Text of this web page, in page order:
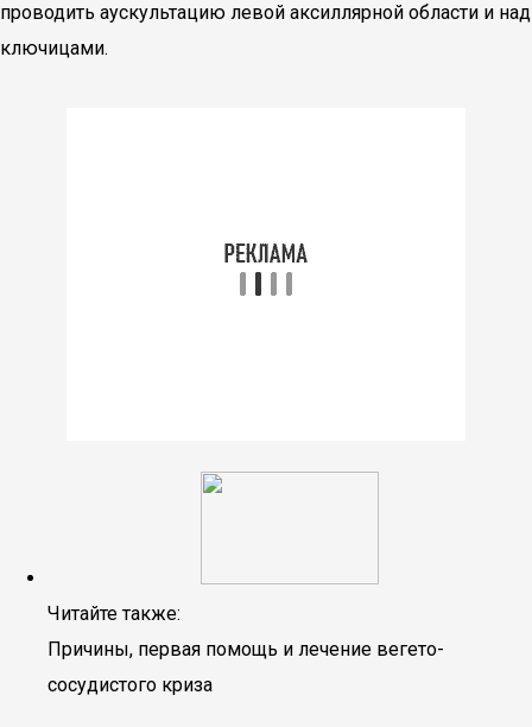
проводить аускультацию левой аксиллярной области и над
ключицами.
Читайте также:
Причины, первая помощь и лечение вегето-
сосудистого криза